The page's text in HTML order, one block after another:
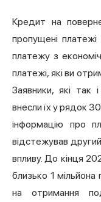
Кредит на
пропущені
платежу з
платежі, які ви
Заявники, які так
внесли їх у рядок
інформацію про
відстежував
впливу. До кінця
близько 1
на отримання